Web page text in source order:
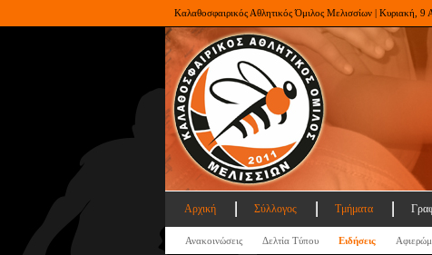
Καλαθοσφαιρικός Αθλητικός Όμιλος Μελισσίων | Κυριακή, 9
Αρχική Σύλλογος Τμήματα
Ανακοινώσεις Δελτία Τύπου Ειδήσεις